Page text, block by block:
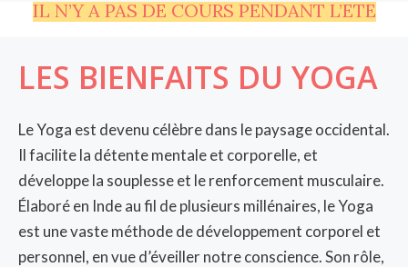
IL N’Y A PAS DE COURS PENDANT L’ETE
LES BIENFAITS DU YOGA
Le Yoga est devenu célèbre dans le paysage occidental.
Il facilite la détente mentale et corporelle, et
développe la souplesse et le renforcement musculaire.
Élaboré en Inde au fil de plusieurs millénaires, le Yoga
est une vaste méthode de développement corporel et
personnel, en vue d’éveiller notre conscience. Son rôle,